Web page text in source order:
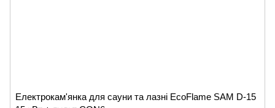
Електрокам'янка для сауни та лазні EcoFlame SAM D-15